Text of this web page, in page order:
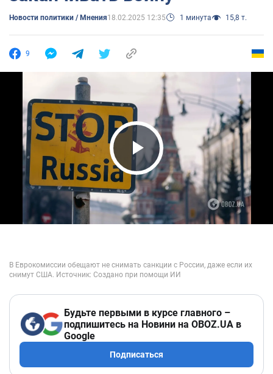
Новости политики / Мнения18.02.2025 12:35 1 минута 15,8 т.
9
Play Video
Будьте первыми в курсе главного –
подпишитесь на Новини на OBOZ.UA в
Google
Подписаться